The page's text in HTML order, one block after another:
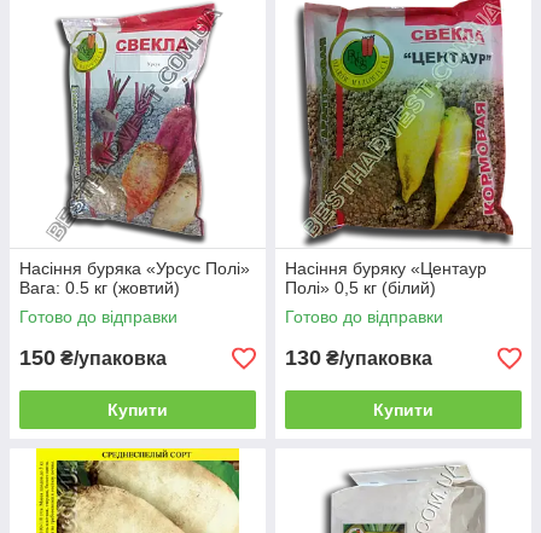
Насіння буряка «Урсус Полі»
Вага: 0.5 кг (жовтий)
Готово до відправки
150 ₴/упаковка
Купити
Насіння буряку «Центаур
Полі» 0,5 кг (білий)
Готово до відправки
130 ₴/упаковка
Купити